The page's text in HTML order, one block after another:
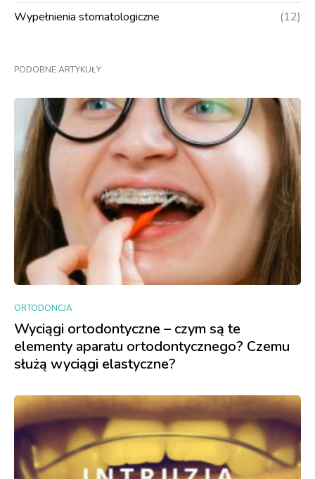
Wypełnienia stomatologiczne (12)
PODOBNE ARTYKUŁY
ORTODONCJA
Wyciągi ortodontyczne – czym są te
elementy aparatu ortodontycznego? Czemu
służą wyciągi elastyczne?